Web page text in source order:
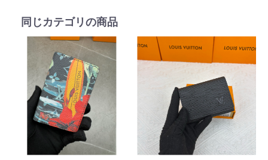
同じカテゴリの商品